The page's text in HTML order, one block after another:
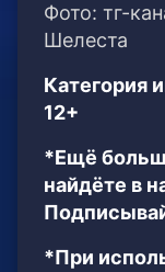
Фото: тг-
Шелеста
Категория
12+
*Ещё
найдёте в
*При